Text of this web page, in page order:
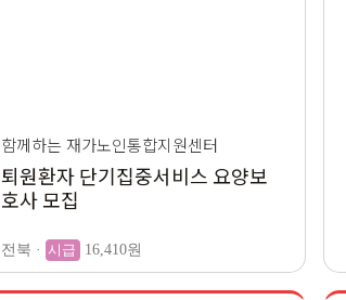
함께하는 재가노인통합지원센터
퇴원환자 단기집중서비스 요양보
호사 모집
전북 · 시급 16,410원